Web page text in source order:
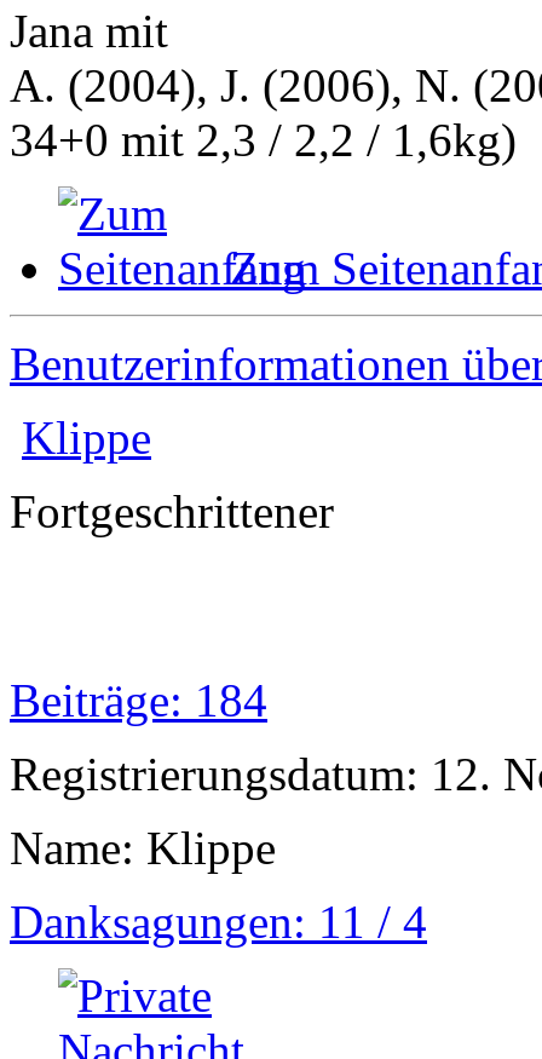
Jana mit
A. (2004), J. (2006), N.
34+0 mit 2,3 / 2,2 / 1,6kg)
Zum
Benutzerinformationen
Klippe
Fortgeschrittener
Beiträge: 184
Registrierungsdatum: 12.
Name: Klippe
Danksagungen: 11 / 4